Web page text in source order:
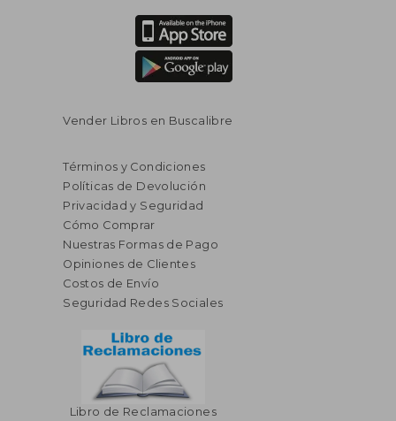
Vender Libros en Buscalibre
Términos y Condiciones
Políticas de Devolución
Privacidad y Seguridad
Cómo Comprar
Nuestras Formas de Pago
Opiniones de Clientes
Costos de Envío
Seguridad Redes Sociales
Libro de Reclamaciones